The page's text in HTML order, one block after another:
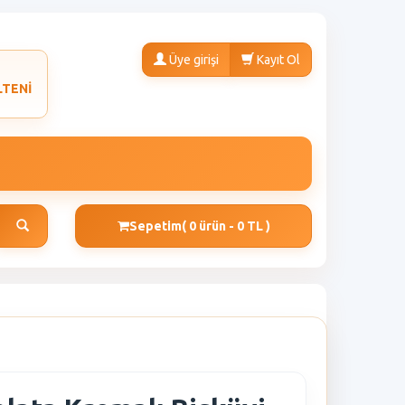
Üye girişi Kayıt Ol
Sepetim( 0 ürün - 0 TL )